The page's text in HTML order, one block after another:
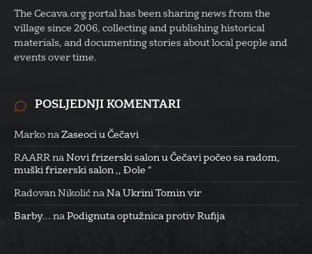
The Cecava.org portal has been sharing news from the
village since 2006, collecting and publishing historical
materials, and documenting stories about local people and
events over time.
POSLJEDNJI KOMENTARI
Marko na Zaseoci u Čečavi
RAARR na Novi frizerski salon u Čečavi počeo sa radom,
muški frizerski salon ,, Đole “
Radovan Nikolić na Na Ukrini Tomin vir
Barby... na Podignuta optužnica protiv Rufija